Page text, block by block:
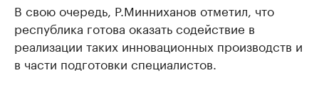
В свою очередь, Р.Минниханов отметил, что
республика готова оказать содействие в
реализации таких инновационных производств и
в части подготовки специалистов.